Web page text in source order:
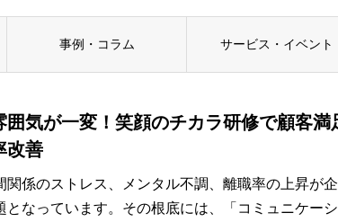
事例・コラム サービス・イベント
囲気が一変！笑顔のチカラ研修で顧客満
改善
関係のストレス、メンタル不調、離職率の上昇が
となっています。その根底には、「コミュニケー